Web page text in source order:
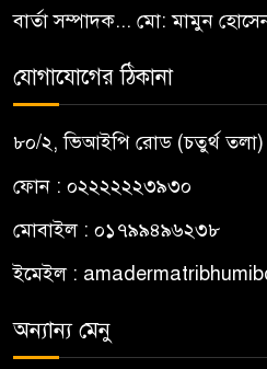
বার্তা সম্পাদক... মো: মামুন
যোগাযোগের ঠিকানা
৮০/২, ভিআইপি রোড (চতুর্থ তলা)
ফোন : ০২২২২২২৩৯৩০
মোবাইল : ০১৭৯৯৪৯৬২৩৮
ইমেইল :
অন্যান্য মেনু